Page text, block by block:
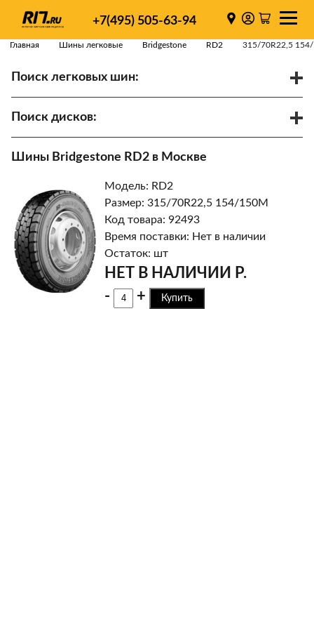
+7(495) 505-63-94
Главная Шины легковые Bridgestone RD2 315/70R22,5
Поиск легковых шин:
Поиск дисков:
Ступица
Найти
Шины Bridgestone RD2 в Москве
Модель: RD2
Размер: 315/70R22,5 154/150M
Код товара: 92493
Время поставки: Нет в наличии
Остаток: шт
НЕТ В НАЛИЧИИ Р.
-
+ Купить